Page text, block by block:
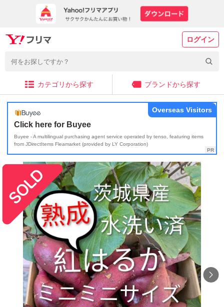
ログイン
カテゴリから探す ブランドから探す
Click here for Buyee
Buyee - A multilingual purchasing agent service operated by tenso, featuring items
from JDirectItems Fleamarket (provided by LY Corporation)
Overseas Visitors